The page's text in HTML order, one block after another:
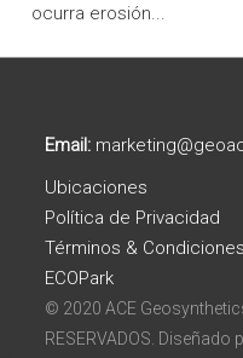
ocurra erosión...
Email:
Ubicaciones
Política de Privacidad
Términos & Condiciones
ECOPark
© 2020 ACE
RESERVADOS. Diseñado